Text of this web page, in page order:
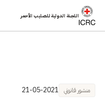
اللجنة الدولية للصليب الأحمر
منشور قانوني 21-05-2021